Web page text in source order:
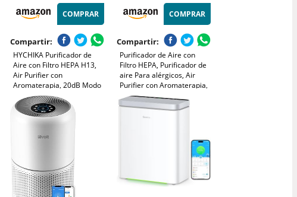
COMPRAR
Compartir:
HYCHIKA Purificador de
Aire con Filtro HEPA H13,
Air Purifier con
Aromaterapia, 20dB Modo
Sueño, Elimina 99,97% de
Polvo, Polen, Humo y
Olores, 3 Luces Nocturnas,
y Dormitorio
COMPRAR
Compartir:
Purificador de Aire con
Filtro HEPA, Purificador de
aire Para alérgicos, Air
Purifier con Aromaterapia,
Elimina de Alergia Polen
Olor y Caspa de Mascota,
humo, Blanco